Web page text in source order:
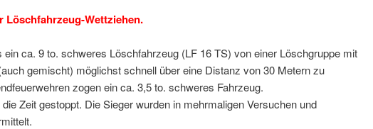
Löschfahrzeug-Wettziehen.
ein ca. 9 to. schweres Löschfahrzeug (LF 16 TS) von einer Löschgruppe mit
gemischt) möglichst schnell über eine Distanz von 30 Metern zu
zogen ein ca. 3,5 to. schweres Fahrzeug.
Zeit gestoppt. Die Sieger wurden in mehrmaligen Versuchen und